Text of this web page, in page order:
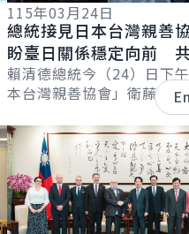
115年03月24日
總統接見日本台灣親善
盼臺日關係穩定向前
區域經濟繁榮發展
賴清德總統今（24）日下
本台灣親善協會」衛藤征
行，感謝協會長期支持臺
日在各領域的交流合作。
日除在半導...
詳細內容